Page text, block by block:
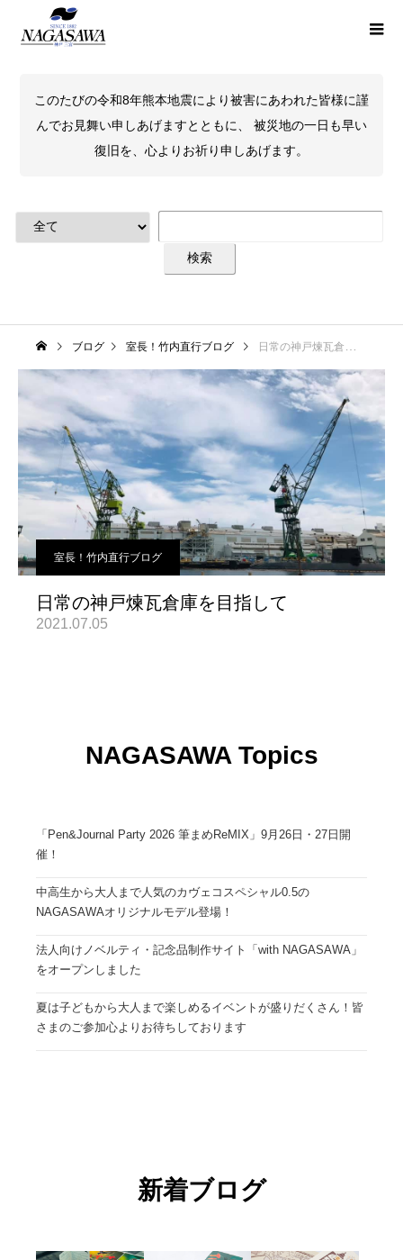
このたびの令和8年熊本地震により被害にあわれた皆様に謹
んでお見舞い申しあげますとともに、 被災地の一日も早い
復旧を、心よりお祈り申しあげます。
ブログ 室長！竹内直行ブログ 日常の神戸煉瓦倉庫を目指して
室長！竹内直行ブログ
日常の神戸煉瓦倉庫を目指して
2021.07.05
NAGASAWA Topics
「Pen&Journal Party 2026 筆まめReMIX」9月26日・27日開
催！
中高生から大人まで人気のカヴェコスペシャル0.5の
NAGASAWAオリジナルモデル登場！
法人向けノベルティ・記念品制作サイト「with NAGASAWA」
をオープンしました
夏は子どもから大人まで楽しめるイベントが盛りだくさん！皆
さまのご参加心よりお待ちしております
新着ブログ